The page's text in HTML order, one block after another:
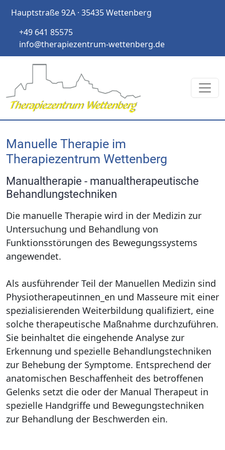
Hauptstraße 92A · 35435 Wettenberg
+49 641 85575
info@therapiezentrum-wettenberg.de
Manuelle Therapie im
Therapiezentrum Wettenberg
Manualtherapie - manualtherapeutische
Behandlungstechniken
Die manuelle Therapie wird in der Medizin zur
Untersuchung und Behandlung von
Funktionsstörungen des Bewegungssystems
angewendet.
Als ausführender Teil der Manuellen Medizin sind
Physiotherapeutinnen_en und Masseure mit einer
spezialisierenden Weiterbildung qualifiziert, eine
solche therapeutische Maßnahme durchzuführen.
Sie beinhaltet die eingehende Analyse zur
Erkennung und spezielle Behandlungstechniken
zur Behebung der Symptome. Entsprechend der
anatomischen Beschaffenheit des betroffenen
Gelenks setzt die oder der Manual Therapeut in
spezielle Handgriffe und Bewegungstechniken
zur Behandlung der Beschwerden ein.